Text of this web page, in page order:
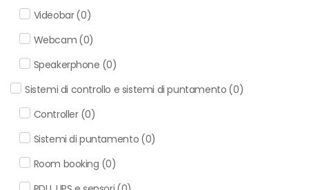
Videobar(0)
Webcam (0)
Speakerphone (0)
Sistemi di controllo e sistemi di puntamento (0)
Controller (0)
Sistemi di puntamento (0)
Room booking (0)